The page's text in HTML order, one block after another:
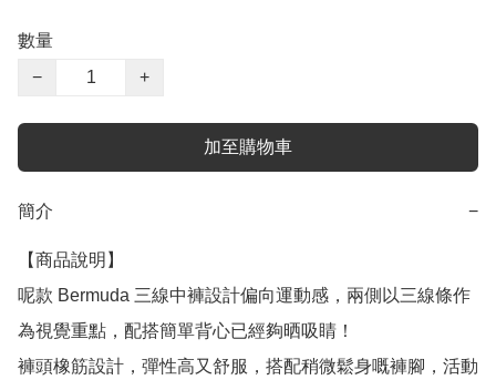
數量
−
+
加至購物車
簡介 −
【商品說明】
呢款 Bermuda 三線中褲設計偏向運動感，兩側以三線條作
為視覺重點，配搭簡單背心已經夠晒吸睛！
褲頭橡筋設計，彈性高又舒服，搭配稍微鬆身嘅褲腳，活動